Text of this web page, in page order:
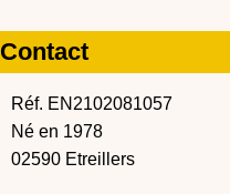
Contact
Réf. EN2102081057
Né en 1978
02590 Etreillers